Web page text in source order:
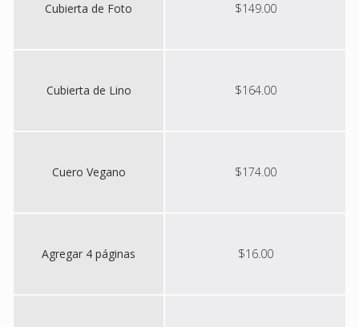
Cubierta de Foto $149.00
Cubierta de Lino $164.00
Cuero Vegano $174.00
Agregar 4 páginas $16.00